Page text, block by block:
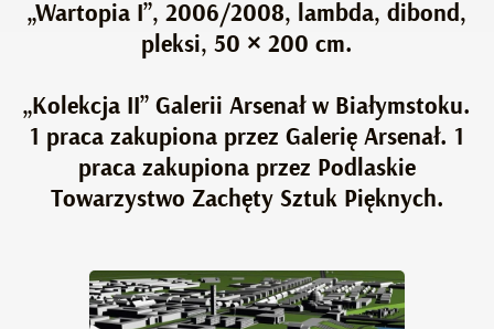
„Wartopia I”, 2006/2008, lambda, dibond,
pleksi, 50 × 200 cm.
„Kolekcja II” Galerii Arsenał w Białymstoku.
1 praca zakupiona przez Galerię Arsenał. 1
praca zakupiona przez Podlaskie
Towarzystwo Zachęty Sztuk Pięknych.